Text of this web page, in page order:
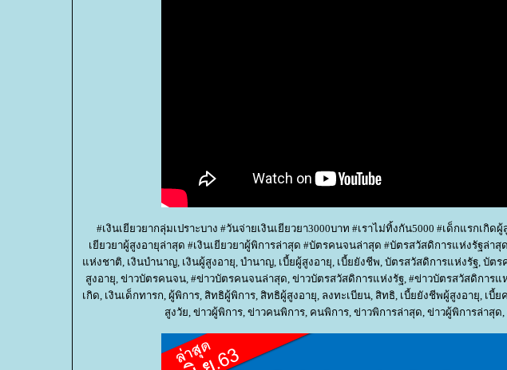
#เงินเยียวยากลุ่มเปราะบาง #วันจ่ายเงินเยียวยา3000บาท #เราไม่ทิ้งกัน5000 #เด็กแรกเกิ
เยียวยาผู้สูงอายุล่าสุด #เงินเยียวยาผู้พิการล่าสุด #บัตรคนจนล่าสุด #บัตรสวัสดิการแห่งรัฐล่า
ห่งชาติ, เงินบำนาญ, เงินผู้สูงอายุ, บำนาญ, เบี้ยผู้สูงอายุ, เบี้ยยังชีพ, บัตรสวัสดิการแห่งรัฐ, บัต
สูงอายุ, ข่าวบัตรคนจน, #ข่าวบัตรคนจนล่าสุด, ข่าวบัตรสวัสดิการแห่งรัฐ, #ข่าวบัตรสวัสดิการแ
เกิด, เงินเด็กทารก, ผู้พิการ, สิทธิผู้พิการ, สิทธิผู้สูงอายุ, ลงทะเบียน, สิทธิ, เบี้ยยังชีพผู้สูงอายุ, เบี้
สูงวัย, ข่าวผู้พิการ, ข่าวคนพิการ, คนพิการ, ข่าวพิการล่าสุด, ข่าวผู้พิการล่าสุด